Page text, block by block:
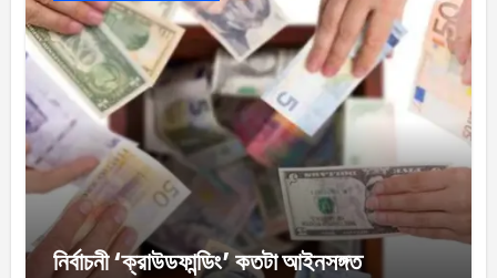
নির্বাচনী ‘ক্রাউডফান্ডিং’ কতটা আইনসঙ্গত